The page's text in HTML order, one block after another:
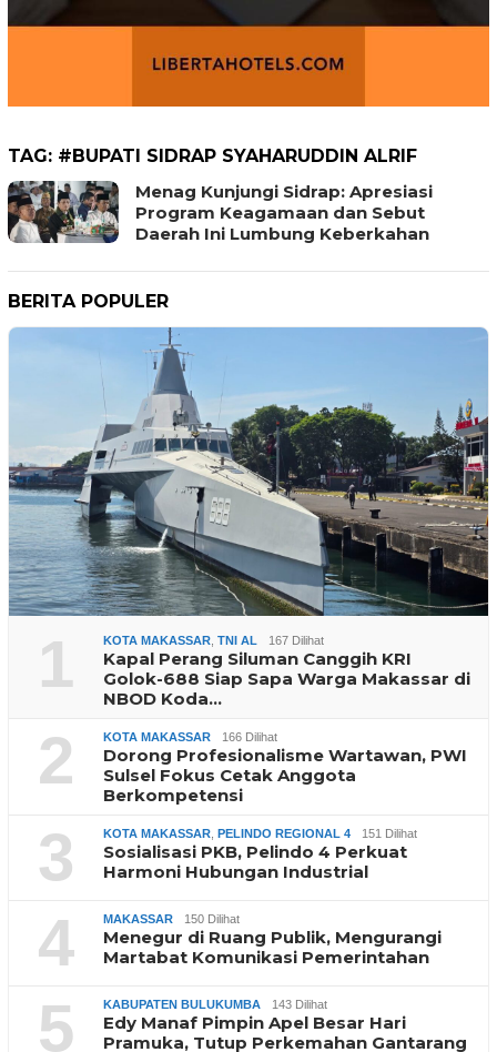
TAG: #BUPATI SIDRAP SYAHARUDDIN ALRIF
Menag Kunjungi Sidrap: Apresiasi
Program Keagamaan dan Sebut
Daerah Ini Lumbung Keberkahan
BERITA POPULER
1 KOTA MAKASSAR TNI AL 167 Dilihat
Kapal Perang Siluman Canggih KRI
Golok-688 Siap Sapa Warga Makassar di
NBOD Koda…
2 KOTA MAKASSAR 166 Dilihat
Dorong Profesionalisme Wartawan, PWI
Sulsel Fokus Cetak Anggota
Berkompetensi
3 KOTA MAKASSAR PELINDO REGIONAL 4 151 Dilihat
Sosialisasi PKB, Pelindo 4 Perkuat
Harmoni Hubungan Industrial
4 MAKASSAR 150 Dilihat
Menegur di Ruang Publik, Mengurangi
Martabat Komunikasi Pemerintahan
5 KABUPATEN BULUKUMBA 143 Dilihat
Edy Manaf Pimpin Apel Besar Hari
Pramuka, Tutup Perkemahan Gantarang